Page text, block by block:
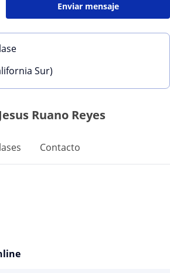
Enviar mensaje
Sur)
Ruano Reyes
Contacto